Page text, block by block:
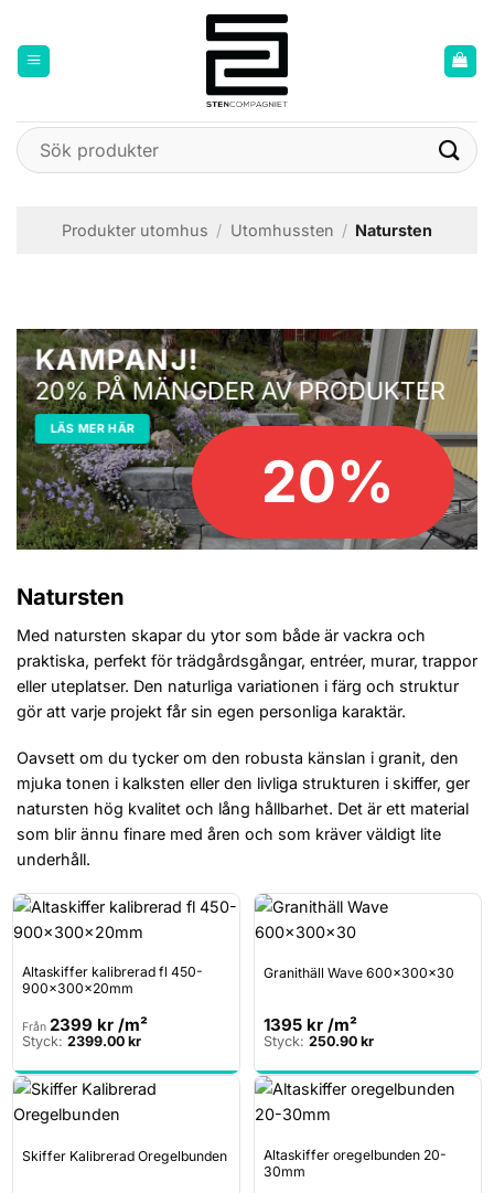
content
Sök
efter:
Produkter utomhus / Utomhussten / Natursten
KAMPANJ!
20% PÅ MÄNGDER AV PRODUKTER
LÄS MER HÄR
20%
Natursten
Med natursten skapar du ytor som både är vackra och
praktiska, perfekt för trädgårdsgångar, entréer, murar, trappor
eller uteplatser. Den naturliga variationen i färg och struktur
gör att varje projekt får sin egen personliga karaktär.
Oavsett om du tycker om den robusta känslan i granit, den
mjuka tonen i kalksten eller den livliga strukturen i skiffer, ger
natursten hög kvalitet och lång hållbarhet. Det är ett material
som blir ännu finare med åren och som kräver väldigt lite
underhåll.
Altaskiffer kalibrerad fl 450-
900x300x20mm
Från 2399 kr /m²
Styck: 2399.00 kr
Granithäll Wave 600x300x30
1395 kr /m²
Styck: 250.90 kr
Skiffer Kalibrerad Oregelbunden
Altaskiffer oregelbunden 20-
30mm